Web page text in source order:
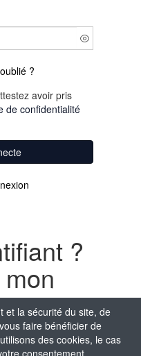
et la sécurité du site, de
faire bénéficier de
des cookies, le cas
consentement.
?
avoir pris
de confidentialité
?